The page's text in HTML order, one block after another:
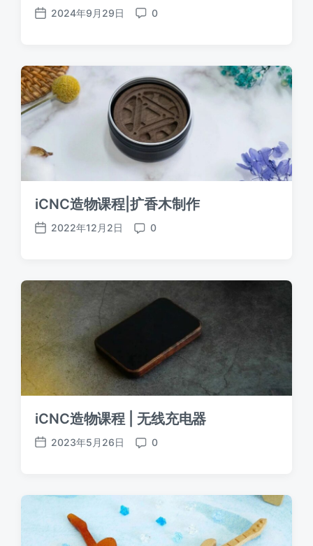
发
期
2024年9月29日
评
0
iCNC造物课程|扩香木制作
发
期
2022年12月2日
评
0
iCNC造物课程 | 无线充电器
发
期
2023年5月26日
评
0